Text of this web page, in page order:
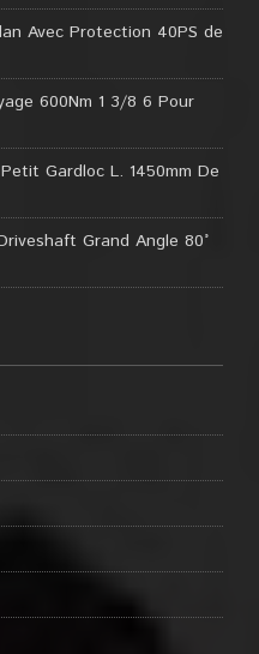
Avec Protection 40PS de
600Nm 1 3/8 6 Pour
Gardloc L. 1450mm De
Grand Angle 80°